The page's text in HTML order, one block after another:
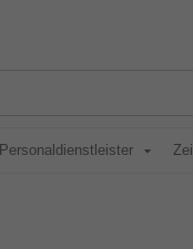
Personaldienstleister